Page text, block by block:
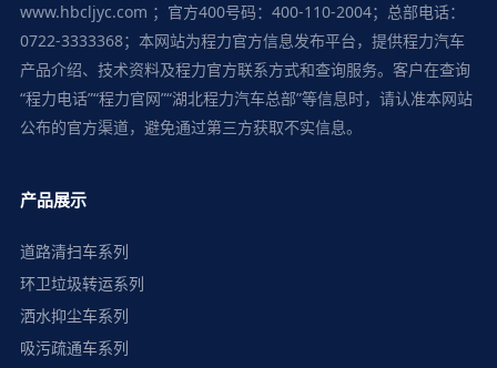
www.hbcljyc.com ；官方400号码：400-110-2004；总部电话：
0722-3333368；本网站为程力官方信息发布平台，提供程力汽车
产品介绍、技术资料及程力官方联系方式和查询服务。客户在查询
“程力电话”“程力官网”“湖北程力汽车总部”等信息时，请认准本网站
公布的官方渠道，避免通过第三方获取不实信息。
产品展示
道路清扫车系列
环卫垃圾转运系列
洒水抑尘车系列
吸污疏通车系列